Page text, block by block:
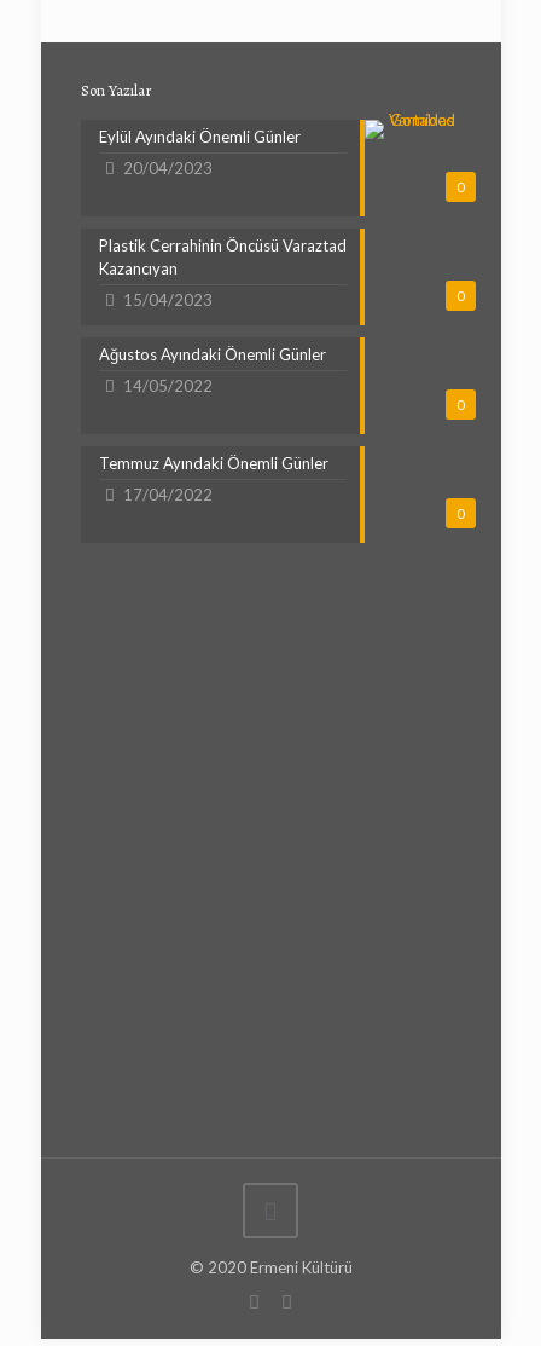
Son Yazılar
0
Eylül Ayındaki Önemli Günler
20/04/2023
0
Plastik Cerrahinin Öncüsü Varaztad
Kazancıyan
15/04/2023
0
Ağustos Ayındaki Önemli Günler
14/05/2022
0
Temmuz Ayındaki Önemli Günler
17/04/2022
© 2020 Ermeni Kültürü